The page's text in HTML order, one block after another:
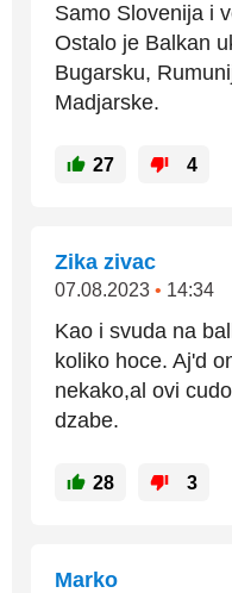
Samo Slovenija i
Ostalo je Balkan
Bugarsku,
Madjarske.
27 4
Zika zivac
07.08.2023 • 14:34
Kao i svuda na
koliko hoce. Aj'd
nekako,al ovi
dzabe.
28 3
Marko